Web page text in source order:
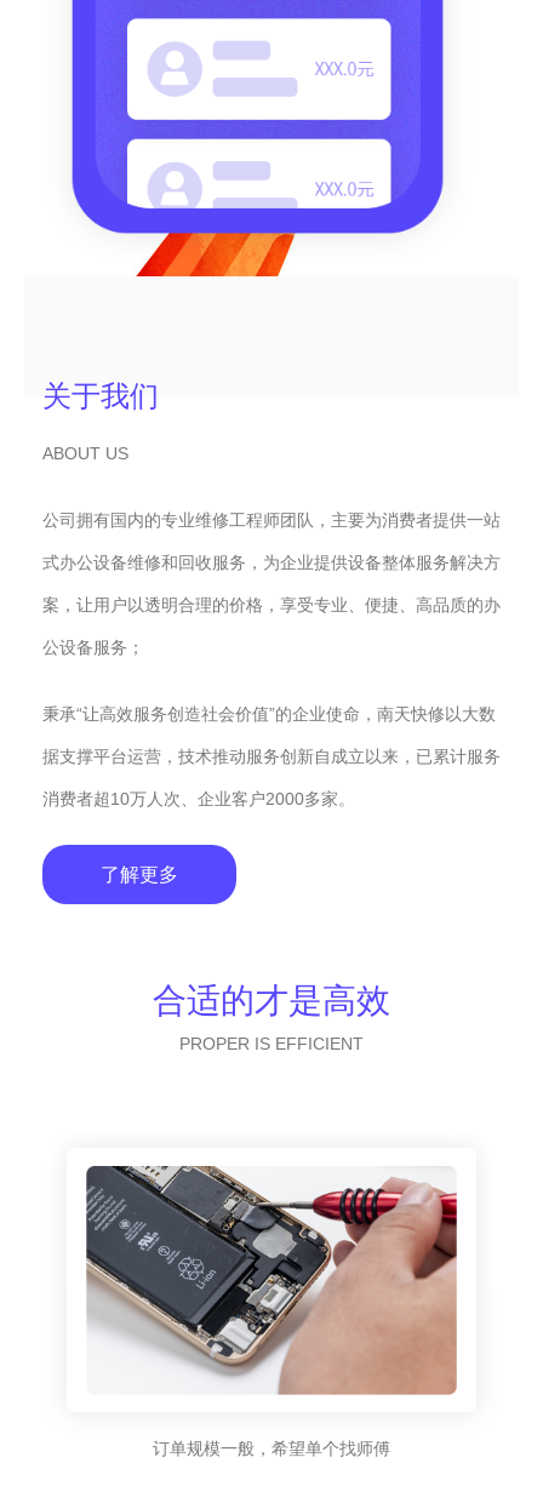
关于我们
ABOUT US
公司拥有国内的专业维修工程师团队，主要为消费者提供一站
式办公设备维修和回收服务，为企业提供设备整体服务解决方
案，让用户以透明合理的价格，享受专业、便捷、高品质的办
公设备服务；
秉承“让高效服务创造社会价值”的企业使命，南天快修以大数
据支撑平台运营，技术推动服务创新自成立以来，已累计服务
消费者超10万人次、企业客户2000多家。
了解更多
合适的才是高效
PROPER IS EFFICIENT
订单规模一般，希望单个找师傅